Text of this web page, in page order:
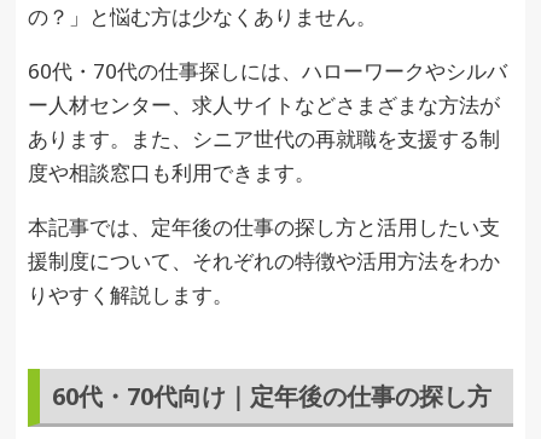
の？」と悩む方は少なくありません。
60代・70代の仕事探しには、ハローワークやシルバ
ー人材センター、求人サイトなどさまざまな方法が
あります。また、シニア世代の再就職を支援する制
度や相談窓口も利用できます。
本記事では、定年後の仕事の探し方と活用したい支
援制度について、それぞれの特徴や活用方法をわか
りやすく解説します。
60代・70代向け｜定年後の仕事の探し方